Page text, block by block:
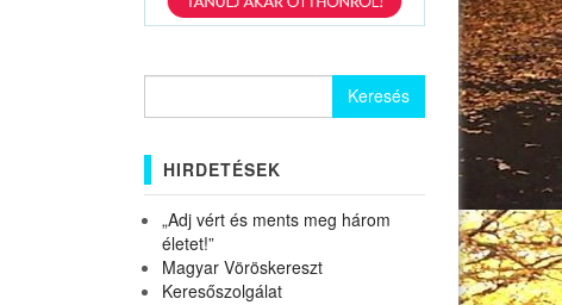
HIRDETÉSEK
„Adj vért és ments meg három
életet!”
Magyar Vöröskereszt
Keresőszolgálat